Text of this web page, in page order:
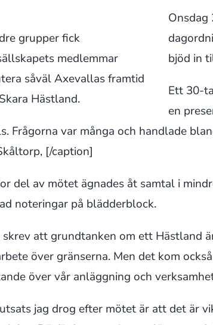
grupper fick
medlemmar
såväl Axevallas framtid
Hästland.
Onsdag
bjöd in
Ett 30-
en
Frågorna var många och handlade
[/caption]
del av mötet ägnades åt samtal i
noteringar på blädderblock.
skrev att grundtanken om ett Hästland
över gränserna. Men det kom
över vår anläggning och
jag drog efter mötet är att det är